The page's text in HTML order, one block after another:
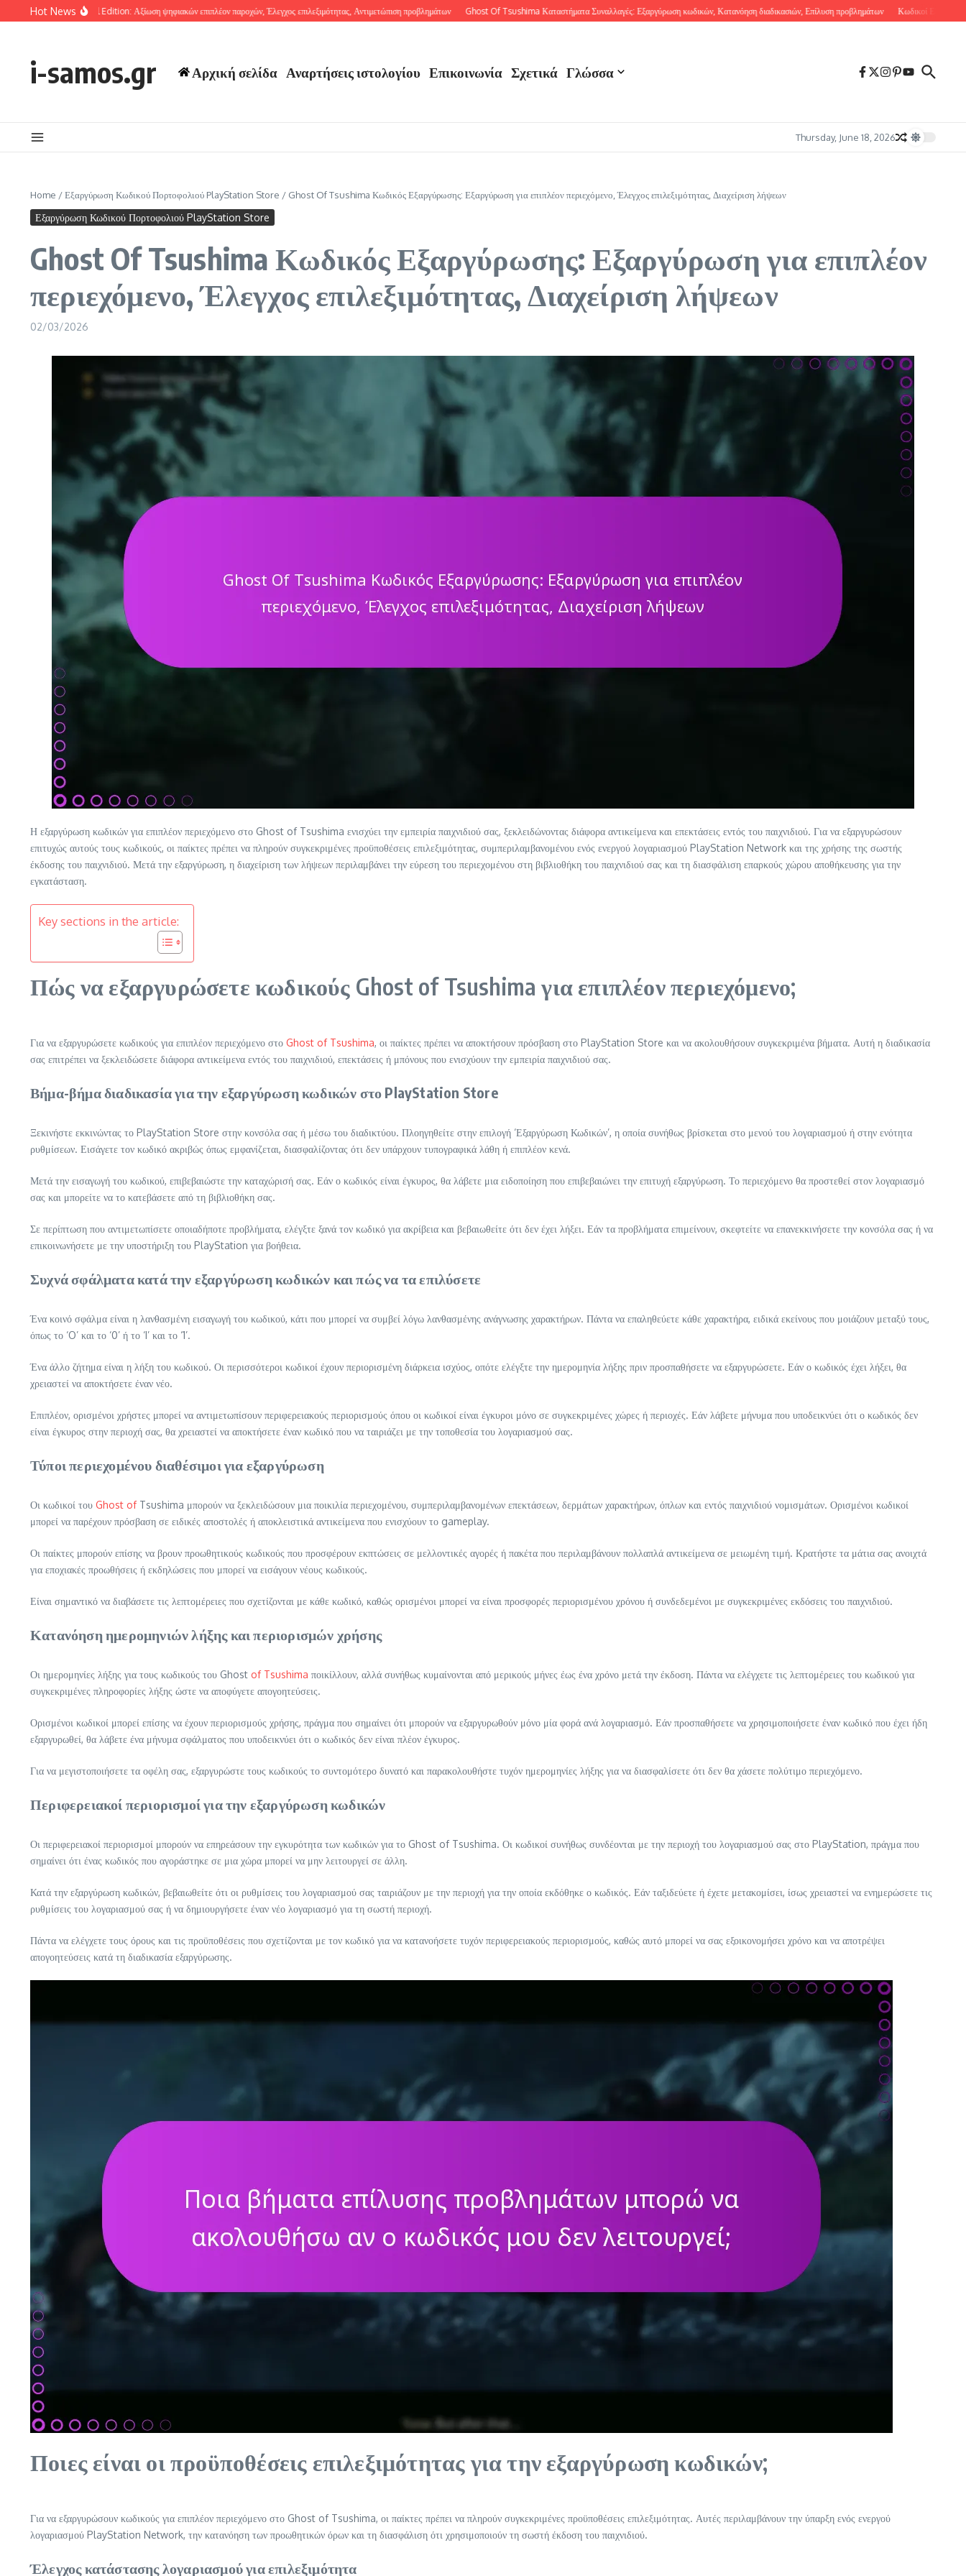
Skip to content
Hot News
Special Edition: Αξίωση ψηφιακών επιπλέον παροχών, Έλεγχος επιλεξιμότητας, Αντιμετώπιση προβλημάτων Ghost Of Tsushima Καταστήματα Συναλλαγές: Εξαργύρωση κωδικών, Κατανόηση διαδικασιών, Επίλυση προβλημάτων Κωδικοί Εξαργύρωσης
i-samos.gr Αρχική σελίδα Αναρτήσεις ιστολογίου Επικοινωνία Σχετικά Γλώσσα
Thursday, June 18, 2026
Home /Εξαργύρωση Κωδικού Πορτοφολιού PlayStation Store / Ghost Of Tsushima Κωδικός Εξαργύρωσης: Εξαργύρωση για επιπλέον περιεχόμενο, Έλεγχος επιλεξιμότητας, Διαχείριση λήψεων
Εξαργύρωση Κωδικού Πορτοφολιού PlayStation Store
Ghost Of Tsushima Κωδικός Εξαργύρωσης: Εξαργύρωση για επιπλέον
περιεχόμενο, Έλεγχος επιλεξιμότητας, Διαχείριση λήψεων
02/03/2026
Η εξαργύρωση κωδικών για επιπλέον περιεχόμενο στο Ghost of Tsushima ενισχύει την εμπειρία παιχνιδιού σας, ξεκλειδώνοντας διάφορα αντικείμενα και επεκτάσεις εντός του παιχνιδιού. Για να εξαργυρώσουν
επιτυχώς αυτούς τους κωδικούς, οι παίκτες πρέπει να πληρούν συγκεκριμένες προϋποθέσεις επιλεξιμότητας, συμπεριλαμβανομένου ενός ενεργού λογαριασμού PlayStation Network και της χρήσης της σωστής
έκδοσης του παιχνιδιού. Μετά την εξαργύρωση, η διαχείριση των λήψεων περιλαμβάνει την εύρεση του περιεχομένου στη βιβλιοθήκη του παιχνιδιού σας και τη διασφάλιση επαρκούς χώρου αποθήκευσης για την
εγκατάσταση.
Key sections in the article:
Πώς να εξαργυρώσετε κωδικούς Ghost of Tsushima για επιπλέον περιεχόμενο;
Για να εξαργυρώσετε κωδικούς για επιπλέον περιεχόμενο στο Ghost of Tsushima, οι παίκτες πρέπει να αποκτήσουν πρόσβαση στο PlayStation Store και να ακολουθήσουν συγκεκριμένα βήματα. Αυτή η διαδικασία
σας επιτρέπει να ξεκλειδώσετε διάφορα αντικείμενα εντός του παιχνιδιού, επεκτάσεις ή μπόνους που ενισχύουν την εμπειρία παιχνιδιού σας.
Βήμα-βήμα διαδικασία για την εξαργύρωση κωδικών στο PlayStation Store
Ξεκινήστε εκκινώντας το PlayStation Store στην κονσόλα σας ή μέσω του διαδικτύου. Πλοηγηθείτε στην επιλογή ‘Εξαργύρωση Κωδικών’, η οποία συνήθως βρίσκεται στο μενού του λογαριασμού ή στην ενότητα
ρυθμίσεων. Εισάγετε τον κωδικό ακριβώς όπως εμφανίζεται, διασφαλίζοντας ότι δεν υπάρχουν τυπογραφικά λάθη ή επιπλέον κενά.
Μετά την εισαγωγή του κωδικού, επιβεβαιώστε την καταχώρισή σας. Εάν ο κωδικός είναι έγκυρος, θα λάβετε μια ειδοποίηση που επιβεβαιώνει την επιτυχή εξαργύρωση. Το περιεχόμενο θα προστεθεί στον λογαριασμό
σας και μπορείτε να το κατεβάσετε από τη βιβλιοθήκη σας.
Σε περίπτωση που αντιμετωπίσετε οποιαδήποτε προβλήματα, ελέγξτε ξανά τον κωδικό για ακρίβεια και βεβαιωθείτε ότι δεν έχει λήξει. Εάν τα προβλήματα επιμείνουν, σκεφτείτε να επανεκκινήσετε την κονσόλα σας ή να
επικοινωνήσετε με την υποστήριξη του PlayStation για βοήθεια.
Συχνά σφάλματα κατά την εξαργύρωση κωδικών και πώς να τα επιλύσετε
Ένα κοινό σφάλμα είναι η λανθασμένη εισαγωγή του κωδικού, κάτι που μπορεί να συμβεί λόγω λανθασμένης ανάγνωσης χαρακτήρων. Πάντα να επαληθεύετε κάθε χαρακτήρα, ειδικά εκείνους που μοιάζουν μεταξύ τους,
όπως το ‘O’ και το ‘0’ ή το ‘I’ και το ‘1’.
Ένα άλλο ζήτημα είναι η λήξη του κωδικού. Οι περισσότεροι κωδικοί έχουν περιορισμένη διάρκεια ισχύος, οπότε ελέγξτε την ημερομηνία λήξης πριν προσπαθήσετε να εξαργυρώσετε. Εάν ο κωδικός έχει λήξει, θα
χρειαστεί να αποκτήσετε έναν νέο.
Επιπλέον, ορισμένοι χρήστες μπορεί να αντιμετωπίσουν περιφερειακούς περιορισμούς όπου οι κωδικοί είναι έγκυροι μόνο σε συγκεκριμένες χώρες ή περιοχές. Εάν λάβετε μήνυμα που υποδεικνύει ότι ο κωδικός δεν
είναι έγκυρος στην περιοχή σας, θα χρειαστεί να αποκτήσετε έναν κωδικό που να ταιριάζει με την τοποθεσία του λογαριασμού σας.
Τύποι περιεχομένου διαθέσιμοι για εξαργύρωση
Οι κωδικοί του Ghost ofTsushima μπορούν να ξεκλειδώσουν μια ποικιλία περιεχομένου, συμπεριλαμβανομένων επεκτάσεων, δερμάτων χαρακτήρων, όπλων και εντός παιχνιδιού νομισμάτων. Ορισμένοι κωδικοί
μπορεί να παρέχουν πρόσβαση σε ειδικές αποστολές ή αποκλειστικά αντικείμενα που ενισχύουν το gameplay.
Οι παίκτες μπορούν επίσης να βρουν προωθητικούς κωδικούς που προσφέρουν εκπτώσεις σε μελλοντικές αγορές ή πακέτα που περιλαμβάνουν πολλαπλά αντικείμενα σε μειωμένη τιμή. Κρατήστε τα μάτια σας ανοιχτά
για εποχιακές προωθήσεις ή εκδηλώσεις που μπορεί να εισάγουν νέους κωδικούς.
Είναι σημαντικό να διαβάσετε τις λεπτομέρειες που σχετίζονται με κάθε κωδικό, καθώς ορισμένοι μπορεί να είναι προσφορές περιορισμένου χρόνου ή συνδεδεμένοι με συγκεκριμένες εκδόσεις του παιχνιδιού.
Κατανόηση ημερομηνιών λήξης και περιορισμών χρήσης
Οι ημερομηνίες λήξης για τους κωδικούς του Ghost of Tsushima ποικίλλουν, αλλά συνήθως κυμαίνονται από μερικούς μήνες έως ένα χρόνο μετά την έκδοση. Πάντα να ελέγχετε τις λεπτομέρειες του κωδικού για
συγκεκριμένες πληροφορίες λήξης ώστε να αποφύγετε απογοητεύσεις.
Ορισμένοι κωδικοί μπορεί επίσης να έχουν περιορισμούς χρήσης, πράγμα που σημαίνει ότι μπορούν να εξαργυρωθούν μόνο μία φορά ανά λογαριασμό. Εάν προσπαθήσετε να χρησιμοποιήσετε έναν κωδικό που έχει ήδη
εξαργυρωθεί, θα λάβετε ένα μήνυμα σφάλματος που υποδεικνύει ότι ο κωδικός δεν είναι πλέον έγκυρος.
Για να μεγιστοποιήσετε τα οφέλη σας, εξαργυρώστε τους κωδικούς το συντομότερο δυνατό και παρακολουθήστε τυχόν ημερομηνίες λήξης για να διασφαλίσετε ότι δεν θα χάσετε πολύτιμο περιεχόμενο.
Περιφερειακοί περιορισμοί για την εξαργύρωση κωδικών
Οι περιφερειακοί περιορισμοί μπορούν να επηρεάσουν την εγκυρότητα των κωδικών για το Ghost of Tsushima. Οι κωδικοί συνήθως συνδέονται με την περιοχή του λογαριασμού σας στο PlayStation, πράγμα που
σημαίνει ότι ένας κωδικός που αγοράστηκε σε μια χώρα μπορεί να μην λειτουργεί σε άλλη.
Κατά την εξαργύρωση κωδικών, βεβαιωθείτε ότι οι ρυθμίσεις του λογαριασμού σας ταιριάζουν με την περιοχή για την οποία εκδόθηκε ο κωδικός. Εάν ταξιδεύετε ή έχετε μετακομίσει, ίσως χρειαστεί να ενημερώσετε τις
ρυθμίσεις του λογαριασμού σας ή να δημιουργήσετε έναν νέο λογαριασμό για τη σωστή περιοχή.
Πάντα να ελέγχετε τους όρους και τις προϋποθέσεις που σχετίζονται με τον κωδικό για να κατανοήσετε τυχόν περιφερειακούς περιορισμούς, καθώς αυτό μπορεί να σας εξοικονομήσει χρόνο και να αποτρέψει
απογοητεύσεις κατά τη διαδικασία εξαργύρωσης.
Ποιες είναι οι προϋποθέσεις επιλεξιμότητας για την εξαργύρωση κωδικών;
Για να εξαργυρώσουν κωδικούς για επιπλέον περιεχόμενο στο Ghost of Tsushima, οι παίκτες πρέπει να πληρούν συγκεκριμένες προϋποθέσεις επιλεξιμότητας. Αυτές περιλαμβάνουν την ύπαρξη ενός ενεργού
λογαριασμού PlayStation Network, την κατανόηση των προωθητικών όρων και τη διασφάλιση ότι χρησιμοποιούν τη σωστή έκδοση του παιχνιδιού.
Έλεγχος κατάστασης λογαριασμού για επιλεξιμότητα